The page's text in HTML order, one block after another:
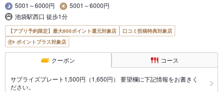
5001～6000円
5001～6000円
池袋駅西口 徒歩1分
【アプリ予約限定】最大800ポイント還元対象店
口コミ投稿特典対象店
ポイントプラス対象店
クーポン コース
サプライズプレート1,500円（1,650円） 要望欄に下記情報をお書きく
ださい。